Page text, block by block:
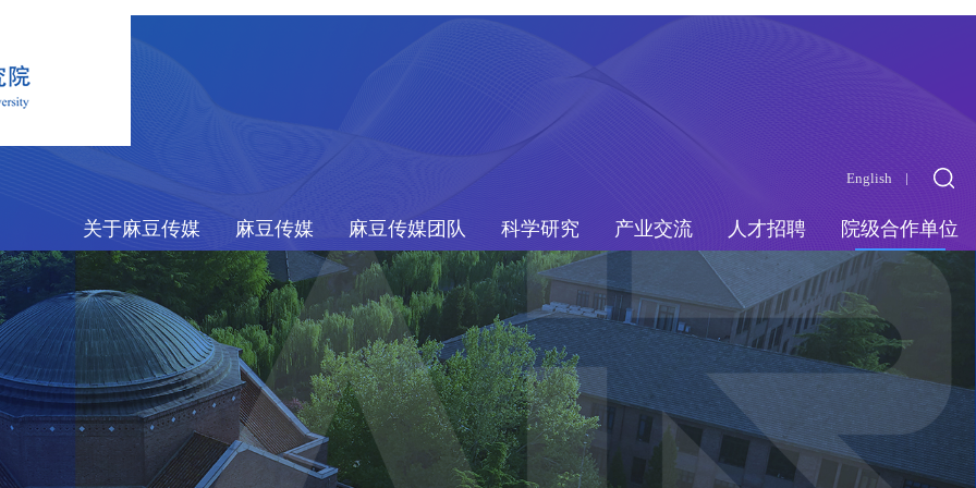
English
关于麻豆传媒 麻豆传媒 麻豆传媒团队 科学研究 产业交流 人才招聘 院级合作单位